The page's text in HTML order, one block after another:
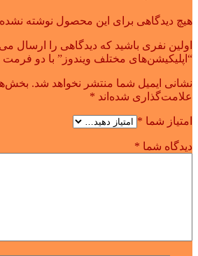
هیچ دیدگاهی برای این محصول نوشته
اولین نفری باشید که دیدگاهی را ارسال
“اپلیکیشن‌های مختلف ویندوز” با دو فرمت PNG و ICON”
نشانی ایمیل شما منتشر نخواهد شد.
علامت‌گذاری شده‌اند *
امتیاز شما *
دیدگاه شما *